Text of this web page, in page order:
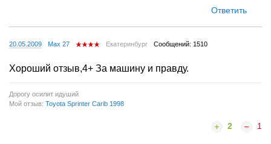
Ответить
20.05.2009 Max 27 Екатеринбург Сообщений: 1510
Хороший отзыв,4+ За машину и правду.
Дорогу осилит идуший
Мой отзыв: Toyota Sprinter Carib 1998
2 1